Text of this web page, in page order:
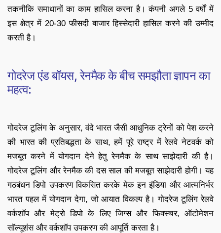
तकनीकि समाधानों का काम हासिल करना है। कंपनी अगले 5 वर्षों में
इस क्षेत्र में 20-30 फीसदी बाजार हिस्सेदारी हासिल करने की उम्मीद
करती है।
गोदरेज एंड बॉयस, रेनमैक के बीच समझौता ज्ञापन का
महत्व:
गोदरेज टूलिंग के अनुसार, वंदे भारत जैसी आधुनिक ट्रेनों को पेश करने
की भारत की प्रतिबद्धता के साथ, हमें पूरे राष्ट्र में रेलवे नेटवर्क को
मजबूत करने में योगदान देने हेतु रेनमैक के साथ साझेदारी की है।
गोदरेज टूलिंग और रेनमैक की दस साल की मजबूत साझेदारी होगी। यह
गठबंधन डिपो उपकरण विकसित करके मेक इन इंडिया और आत्मनिर्भर
भारत पहल में योगदान देगा, जो आयात विकल्प है। गोदरेज टूलिंग रेलवे
वर्कशॉप और मेट्रो डिपो के लिए जिग्स और फिक्स्चर, ऑटोमेशन
सॉल्यूशंस और वर्कशॉप उपकरण की आपूर्ति करता है।